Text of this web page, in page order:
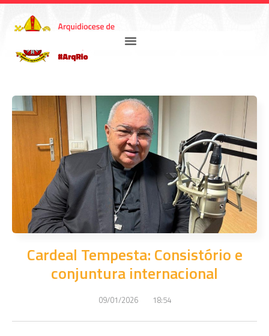
Cardeal Tempesta: Consistório e
conjuntura internacional
09/01/2026 18:54